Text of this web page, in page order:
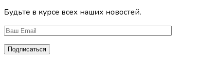
Будьте в курсе всех наших новостей.